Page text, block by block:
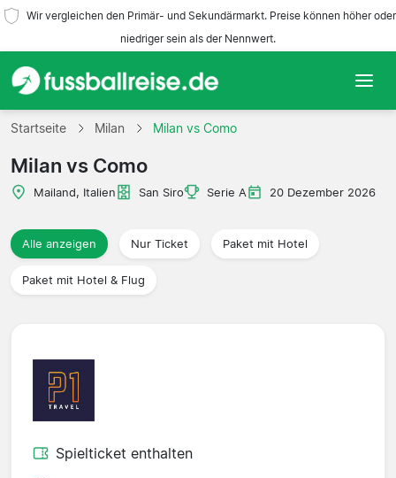
Wir vergleichen den Primär- und Sekundärmarkt. Preise können höher oder
niedriger sein als der Nennwert.
Startseite
Mannschaften
Reisebüros
Startseite Milan Milan vs Como
Milan vs Como
Mailand, Italien San Siro Serie A 20 Dezember 2026
Alle anzeigen Nur Ticket Paket mit Hotel
Paket mit Hotel & Flug
Spielticket enthalten